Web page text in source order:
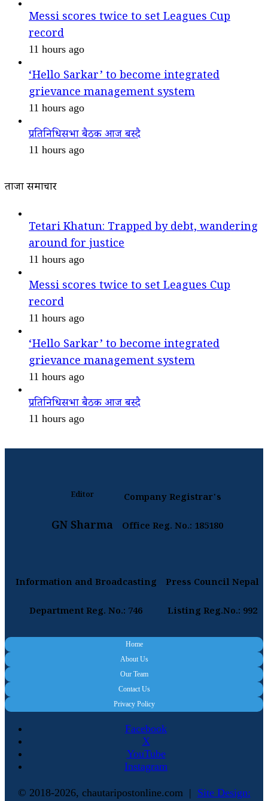
Messi scores twice to set Leagues Cup
record
11 hours ago
‘Hello Sarkar’ to become integrated
grievance management system
11 hours ago
प्रतिनिधिसभा बैठक आज बस्दै
11 hours ago
ताजा समाचार
Tetari Khatun: Trapped by debt, wandering
around for justice
11 hours ago
Messi scores twice to set Leagues Cup
record
11 hours ago
‘Hello Sarkar’ to become integrated
grievance management system
11 hours ago
प्रतिनिधिसभा बैठक आज बस्दै
11 hours ago
Editor
GN Sharma
Company Registrar's
Office Reg. No.: 185180
Information and Broadcasting
Department Reg. No.: 746
Press Council Nepal
Listing Reg.No.: 992
Home
About Us
Our Team
Contact Us
Privacy Policy
Facebook
X
YouTube
Instagram
© 2018-2026, chautaripostonline.com | Site Design: